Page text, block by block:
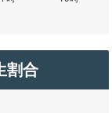
割合